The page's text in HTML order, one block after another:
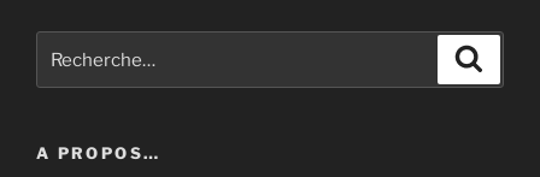
pour
A PROPOS…